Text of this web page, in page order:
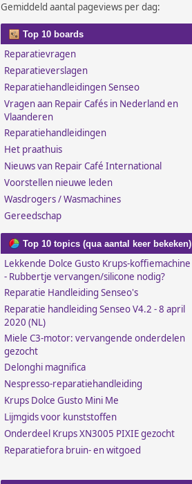
Gemiddeld aantal pageviews per dag:
Top 10 boards
Reparatievragen
Reparatieverslagen
Reparatiehandleidingen Senseo
Vragen aan Repair Cafés in Nederland en
Vlaanderen
Reparatiehandleidingen
Het praathuis
Nieuws van Repair Café International
Voorstellen nieuwe leden
Wasdrogers / Wasmachines
Gereedschap
Top 10 topics (qua aantal keer bekeken)
Lekkende Dolce Gusto Krups-koffiemachine
- Rubbertje vervangen/silicone nodig?
Reparatie Handleiding Senseo's
Reparatie handleiding Senseo V4.2 - 8 april
2020 (NL)
Miele C3-motor: vervangende onderdelen
gezocht
Delonghi magnifica
Nespresso-reparatiehandleiding
Krups Dolce Gusto Mini Me
Lijmgids voor kunststoffen
Onderdeel Krups XN3005 PIXIE gezocht
Reparatiefora bruin- en witgoed